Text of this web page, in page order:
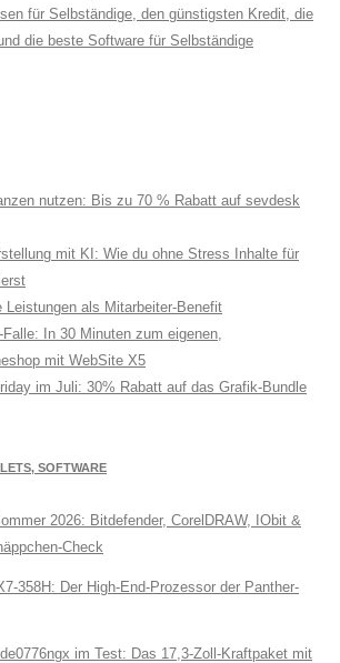
für Selbständige, den günstigsten Kredit, die
die beste Software für Selbständige
nutzen: Bis zu 70 % Rabatt auf sevdesk
mit KI: Wie du ohne Stress Inhalte für
Leistungen als Mitarbeiter-Benefit
In 30 Minuten zum eigenen,
mit WebSite X5
im Juli: 30% Rabatt auf das Grafik-Bundle
SOFTWARE
2026: Bitdefender, CorelDRAW, IObit &
Check
358H: Der High-End-Prozessor der Panther-
im Test: Das 17,3-Zoll-Kraftpaket mit